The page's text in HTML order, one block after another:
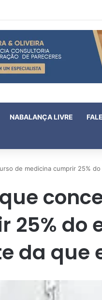
NABALANÇA LIVRE
de medicina cumprir 25%
25% do
da que